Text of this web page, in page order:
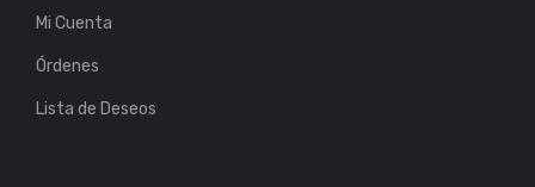
Mi Cuenta
Órdenes
Lista de Deseos